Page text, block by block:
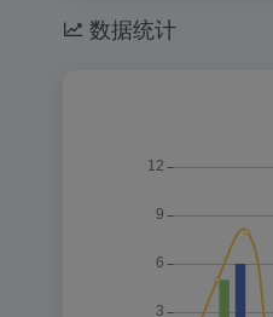
数据统计